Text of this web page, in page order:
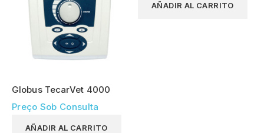
Globus TecarVet 4000
Preço Sob Consulta
AÑADIR AL CARRITO
AÑADIR AL CARRITO